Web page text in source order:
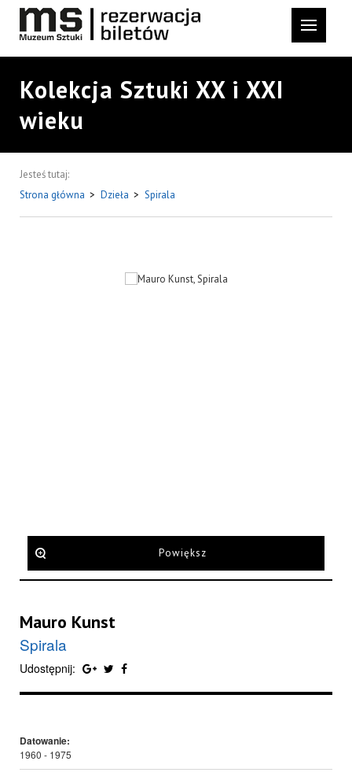
Kolekcja Sztuki XX i XXI
wieku
Jesteś tutaj:
Strona główna > Dzieła > Spirala
Powiększ
Mauro Kunst
Spirala
Udostępnij:
Datowanie:
1960 - 1975